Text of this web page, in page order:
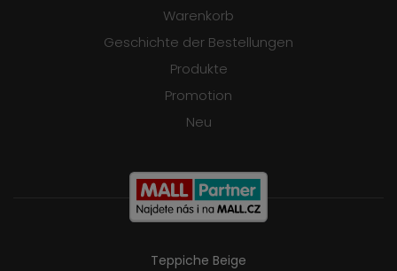
Warenkorb
Geschichte der Bestellungen
Produkte
Promotion
Neu
Teppiche Beige